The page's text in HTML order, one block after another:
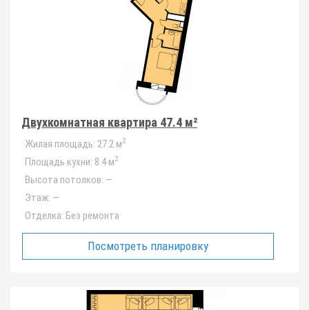
Двухкомнатная квартира 47.4 м²
Жилая площадь: 27.2 м2
Площадь кухни: 8.4 м2
Высота потолков: —
Этаж: —
Отделка: Без ремонта
Посмотреть планировку